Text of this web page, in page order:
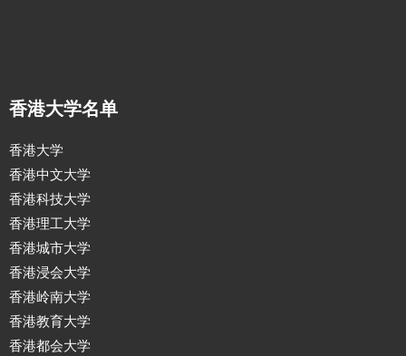
香港大学名单
香港大学
香港中文大学
香港科技大学
香港理工大学
香港城市大学
香港浸会大学
香港岭南大学
香港教育大学
香港都会大学